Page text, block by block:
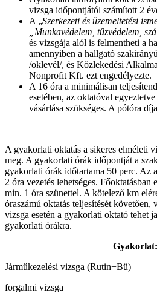
vizsga időpontjától számított 2
A „Szerkezeti és üzemeltetési
„Munkavédelem, tűzvédelem,
és vizsgája alól is felmentheti a
amennyiben a hallgató
/oklevél/, és Közlekedési
Nonprofit Kft. ezt engedélyezte.
A 16 óra a minimálisan
esetében, az oktatóval
vásárlása szükséges. A pótóra
A gyakorlati oktatás a sikeres elméleti
meg. A gyakorlati órák időpontját a
gyakorlati órák időtartama 50 perc. Az
2 óra vezetés lehetséges.
min. 1 óra szünettel. A kötelező km
óraszámú oktatás teljesítését
vizsga esetén a gyakorlati oktató tehet
gyakorlati órákra.
Gyakorlat:
Járműkezelési vizsga (Rutin+Bü)
forgalmi vizsga